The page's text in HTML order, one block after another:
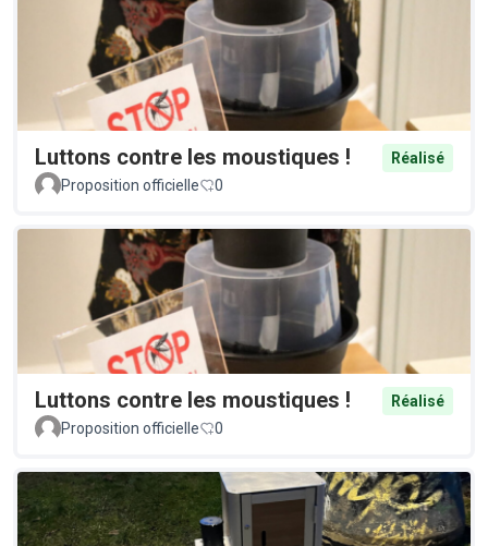
Luttons contre les moustiques !
Réalisé
Proposition officielle
0
Luttons contre les moustiques !
Réalisé
Proposition officielle
0